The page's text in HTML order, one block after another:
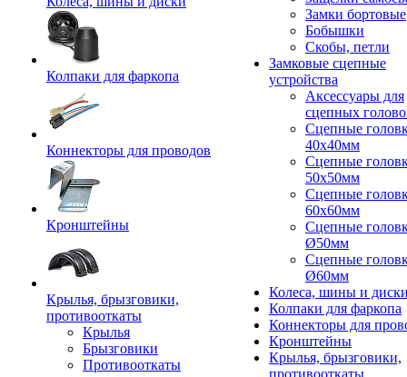
Колпаки для фаркопа
Коннекторы для проводов
Кронштейны
Крылья, брызговики,
противооткаты
Крылья
Брызговики
Противооткаты
Замки бортовые
Бобышки
Скобы, петли
Замковые сцепные
устройства
Аксессуары для
сцепных
Сцепные
40x40мм
Сцепные
50x50мм
Сцепные
60x60мм
Сцепные
Ø50мм
Сцепные
Ø60мм
Колеса, шины и
Колпаки для фаркопа
Коннекторы для
Кронштейны
Крылья, брызговики,
противооткаты